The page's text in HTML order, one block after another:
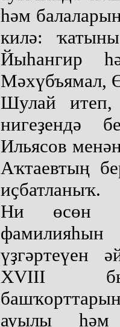
һәм
килә:
Йыһангир
Мәхүбъямал,
Шулай итеп,
нигеҙендә
Ильясов
Аҡтаевтың
иҫбатланыҡ.
Ни өсөн
үҙгәртеүен
XVIII
ауылы